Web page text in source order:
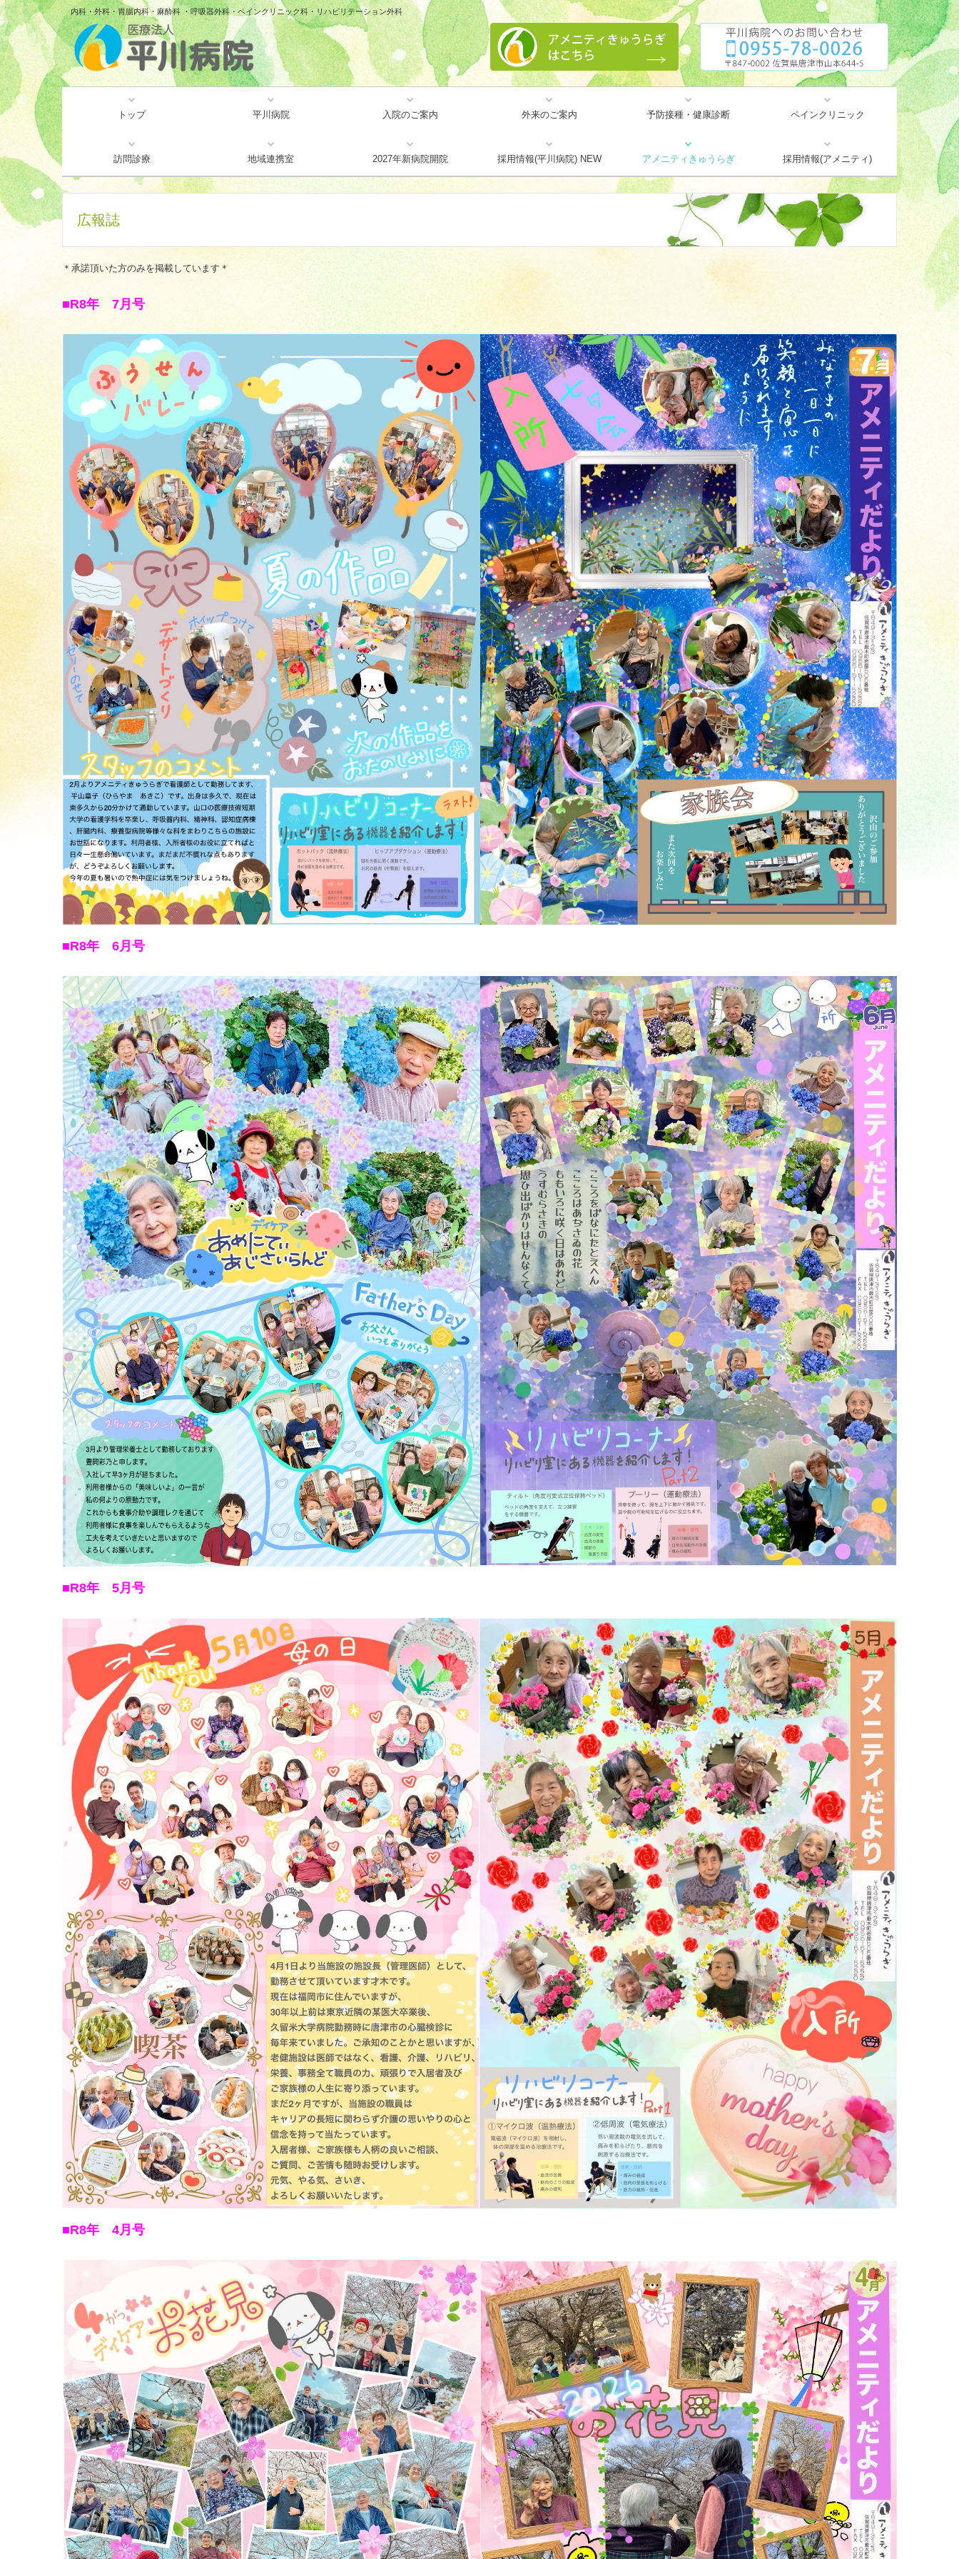
内科・外科・胃腸内科・麻酔科 ・呼吸器外科・ペインクリニック科・リハビリテーション外科
トップ 平川病院
ご挨拶・病院概要
病院紹介
交通案内
厚生労働大臣が定める掲示事項
重要なお知らせ
個人情報保護方針
入院のご案内
障害者施設等一般病棟
地域包括ケア病床
外来のご案内
頭痛外来
検査について
プラセンタ注射
リハビリテーション
予防接種・健康診断 ペインクリニック
医師紹介
どんなお悩みですか？
当院で行う治療
訪問診療
地域連携室 2027年新病院開院 採用情報(平川病院) NEW アメニティきゅうらぎ
介護老人保健施設
通所リハビリテーション
短期入所療養介護
訪問リハビリ
居宅介護支援事業所
アメニティだより(広報誌)
感染対策内容掲載ページ
地域貢献活動
採用情報(アメニティ)
広報誌
＊承諾頂いた方のみを掲載しています＊
■R8年 7月号
■R8年 6月号
■R8年 5月号
■R8年 4月号